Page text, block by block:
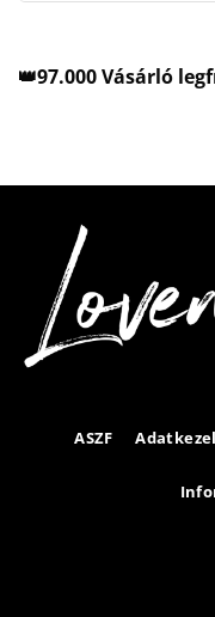
👑97.000 Vásárló
ASZF